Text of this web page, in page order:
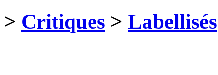
> Critiques > Labellisés